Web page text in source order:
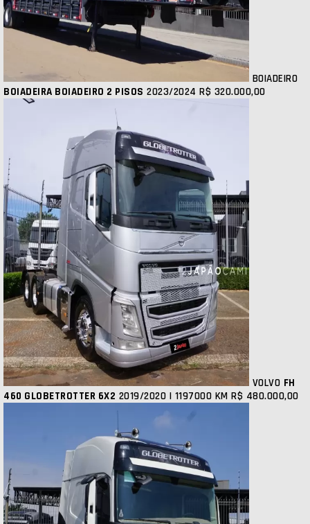
BOIADEIRO
BOIADEIRA BOIADEIRO 2 PISOS 2023/2024 R$ 320.000,00
VOLVO FH
460 GLOBETROTTER 6X2 2019/2020 | 1197000 KM R$ 480.000,00